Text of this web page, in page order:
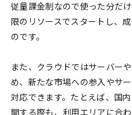
従量課金制なので使った分だ
限のリソースでスタートし、
のです。
また、クラウドではサーバー
め、新たな市場への参入やサ
対応できます。たとえば、国
開する際も、利用エリアに合